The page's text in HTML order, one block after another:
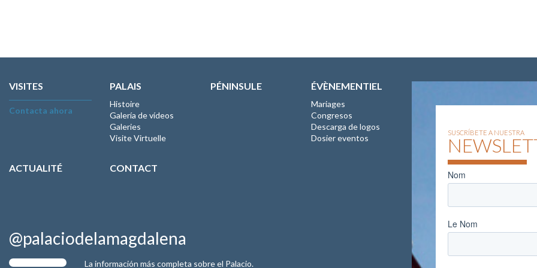
VISITES
Contacta ahora
PALAIS
Histoire
Galería de vídeos
Galeries
Visite Virtuelle
PÉNINSULE ÉVÈNEMENTIEL
Mariages
Congresos
Descarga de logos
Dosier eventos
ACTUALITÉ CONTACT
@palaciodelamagdalena
La información más completa sobre el Palacio.
SUSCRÍBETE A NUESTRA